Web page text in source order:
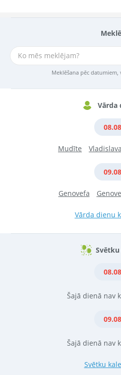
Meklēšana pēc
Vārda
08.08
Mudīte Vladislava
09.08
Genovefa
Vārda dienu
08.08
Šajā dienā nav
09.08
Šajā dienā nav
Svētku